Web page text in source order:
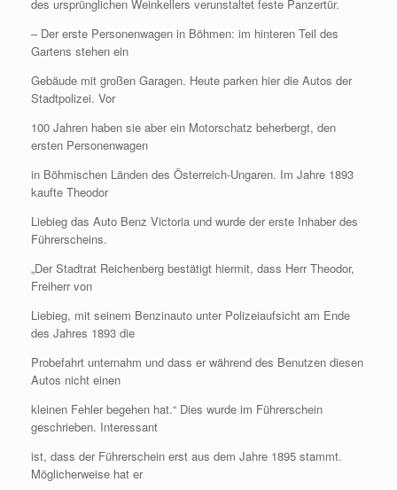
des ursprünglichen Weinkellers verunstaltet feste Panzertür.
– Der erste Personenwagen in Böhmen: im hinteren Teil des
Gartens stehen ein
Gebäude mit großen Garagen. Heute parken hier die Autos der
Stadtpolizei. Vor
100 Jahren haben sie aber ein Motorschatz beherbergt, den
ersten Personenwagen
in Böhmischen Länden des Österreich-Ungaren. Im Jahre 1893
kaufte Theodor
Liebieg das Auto Benz Victoria und wurde der erste Inhaber des
Führerscheins.
„Der Stadtrat Reichenberg bestätigt hiermit, dass Herr Theodor,
Freiherr von
Liebieg, mit seinem Benzinauto unter Polizeiaufsicht am Ende
des Jahres 1893 die
Probefahrt unternahm und dass er während des Benutzen diesen
Autos nicht einen
kleinen Fehler begehen hat.“ Dies wurde im Führerschein
geschrieben. Interessant
ist, dass der Führerschein erst aus dem Jahre 1895 stammt.
Möglicherweise hat er